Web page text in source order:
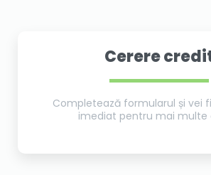
Cerere
Completează formularul și vei
imediat pentru mai multe